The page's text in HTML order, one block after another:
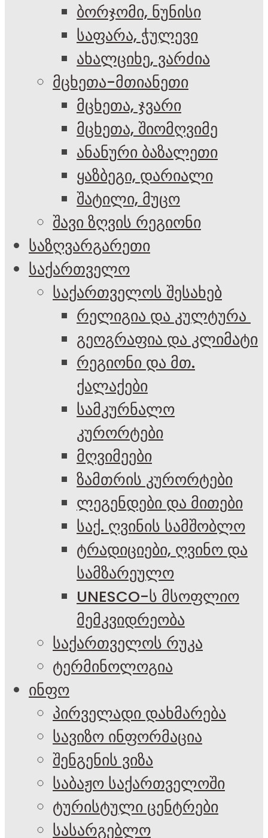
ბორჯომი, ნუნისი
საფარა, ჭულევი
ახალციხე, ვარძია
მცხეთა-მთიანეთი
მცხეთა, ჯვარი
მცხეთა, შიომღვიმე
ანანური ბაზალეთი
ყაზბეგი, დარიალი
შატილი, მუცო
შავი ზღვის რეგიონი
საზღვარგარეთი
საქართველო
საქართველოს შესახებ
რელიგია და კულტურა
გეოგრაფია და კლიმატი
რეგიონი და მთ.
ქალაქები
სამკურნალო
კურორტები
მღვიმეები
ზამთრის კურორტები
ლეგენდები და მითები
საქ. ღვინის სამშობლო
ტრადიციები, ღვინო და
სამზარეულო
UNESCO-ს მსოფლიო
მემკვიდრეობა
საქართველოს რუკა
ტერმინოლოგია
ინფო
პირველადი დახმარება
სავიზო ინფორმაცია
შენგენის ვიზა
საბაჟო საქართველოში
ტურისტული ცენტრები
სასარგებლო